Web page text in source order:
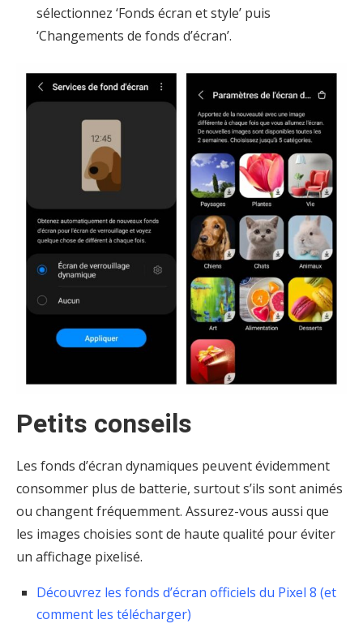
sélectionnez ‘Fonds écran et style’ puis
‘Changements de fonds d’écran’.
Petits conseils
Les fonds d’écran dynamiques peuvent évidemment
consommer plus de batterie, surtout s’ils sont animés
ou changent fréquemment. Assurez-vous aussi que
les images choisies sont de haute qualité pour éviter
un affichage pixelisé.
Découvrez les fonds d’écran officiels du Pixel 8 (et
comment les télécharger)